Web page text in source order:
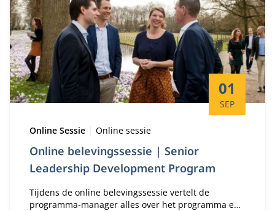
Online belevingssessie | Senior
Leadership Development Program
Startdatum:
01
SEP
Type:
Online Sessie Locatie:
Online sessie
Tijdens de online belevingssessie vertelt de
programma-manager alles over het programma en